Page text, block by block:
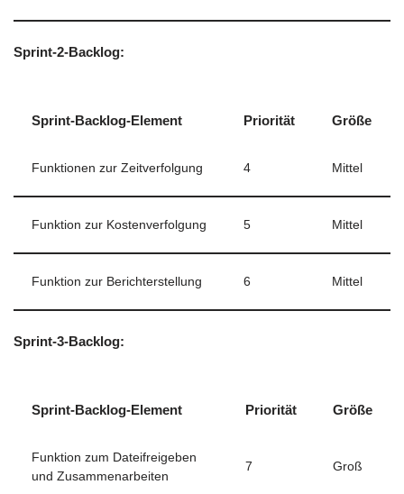
Sprint-2-Backlog:
Sprint-Backlog-Element Priorität Größe
Funktionen zur Zeitverfolgung 4 Mittel
Funktion zur Kostenverfolgung 5 Mittel
Funktion zur Berichterstellung 6 Mittel
Sprint-3-Backlog:
Sprint-Backlog-Element Priorität Größe
Funktion zum Dateifreigeben
und Zusammenarbeiten
7 Groß